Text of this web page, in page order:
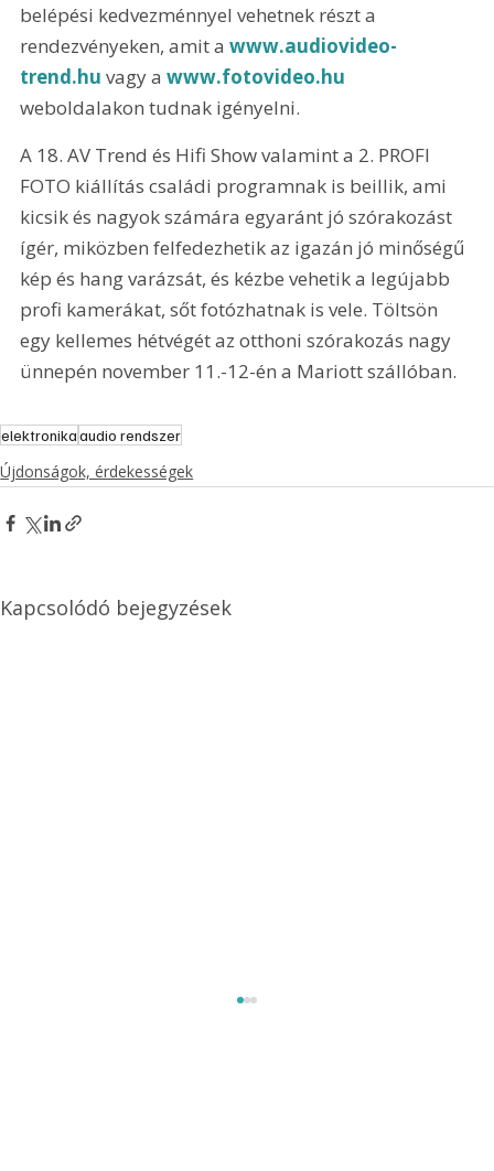
belépési kedvezménnyel vehetnek részt a
rendezvényeken, amit a www.audiovideo-
trend.hu vagy a www.fotovideo.hu
weboldalakon tudnak igényelni.
A 18. AV Trend és Hifi Show valamint a 2. PROFI
FOTO kiállítás családi programnak is beillik, ami
kicsik és nagyok számára egyaránt jó szórakozást
ígér, miközben felfedezhetik az igazán jó minőségű
kép és hang varázsát, és kézbe vehetik a legújabb
profi kamerákat, sőt fotózhatnak is vele. Töltsön
egy kellemes hétvégét az otthoni szórakozás nagy
ünnepén november 11.-12-én a Mariott szállóban.
elektronikaaudio rendszer
Újdonságok, érdekességek
Kapcsolódó bejegyzések